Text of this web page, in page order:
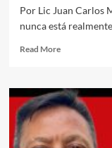
Por Lic Juan Carlos
nunca está
Read MoreRead
El
Quehacer
Político
través